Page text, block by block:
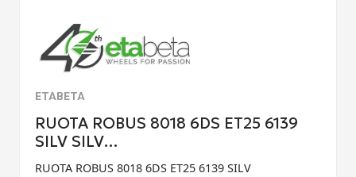
ETABETA
RUOTA ROBUS 8018 6DS ET25 6139
SILV SILV…
RUOTA ROBUS 8018 6DS ET25 6139 SILV